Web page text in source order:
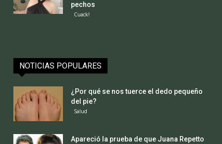
pechos
Cuack!
NOTICIAS POPULARES
¿Por qué se nos tuerce el dedo pequeño
del pie?
Salud
Apareció la prueba de que Juana Repetto